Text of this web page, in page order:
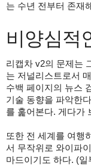
는 수년 전부터 존재
비양심적
리캡차 v2의 문제는
는 저널리스트로서
수백 페이지의 뉴스
기술 동향을 파악한
를 훑어본다. 게다가
또한 전 세계를 여행
서 무작위로 와이파
마드이기도 하다. (